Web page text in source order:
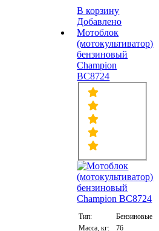
В корзину
Добавлено
Мотоблок
(мотокультиватор)
бензиновый
Champion
BC8724
Тип:
Бензиновые
Масса, кг:
76